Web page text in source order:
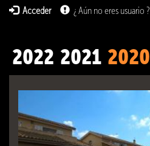
Acceder ¿ Aún no eres usuario ?
2022 2021 2020